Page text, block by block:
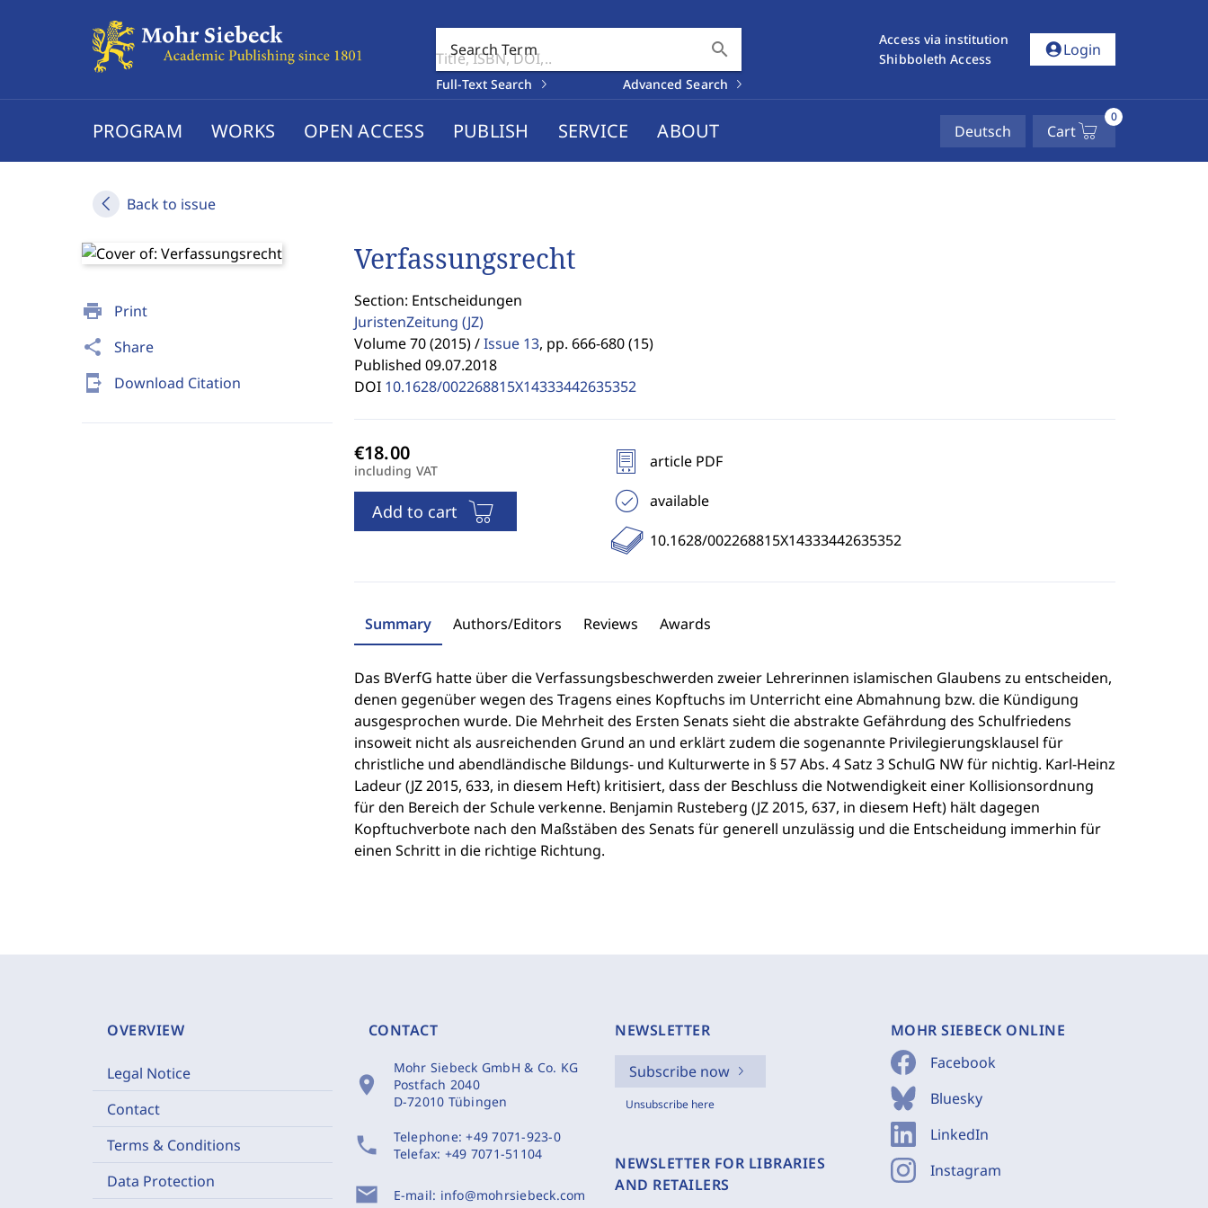
Search Term search
Full-Text Search Advanced Search
Access via institution
Shibboleth Access
account_circleLogin
PROGRAM WORKS OPEN ACCESS PUBLISH SERVICE ABOUT Deutsch Cart
0
Back to issue
print Print
share Share
send_to_mobile Download Citation
Verfassungsrecht
Section: Entscheidungen
JuristenZeitung (JZ)
Volume 70 (2015) / Issue 13, pp. 666-680 (15)
Published 09.07.2018
DOI 10.1628/002268815X14333442635352
including VAT
Add to cart
article PDF
available
10.1628/002268815X14333442635352
Summary Authors/Editors Reviews Awards
Das BVerfG hatte über die Verfassungsbeschwerden zweier Lehrerinnen islamischen Glaubens zu entscheiden,
denen gegenüber wegen des Tragens eines Kopftuchs im Unterricht eine Abmahnung bzw. die Kündigung
ausgesprochen wurde. Die Mehrheit des Ersten Senats sieht die abstrakte Gefährdung des Schulfriedens
insoweit nicht als ausreichenden Grund an und erklärt zudem die sogenannte Privilegierungsklausel für
christliche und abendländische Bildungs- und Kulturwerte in § 57 Abs. 4 Satz 3 SchulG NW für nichtig. Karl-Heinz
Ladeur (JZ 2015, 633, in diesem Heft) kritisiert, dass der Beschluss die Notwendigkeit einer Kollisionsordnung
für den Bereich der Schule verkenne. Benjamin Rusteberg (JZ 2015, 637, in diesem Heft) hält dagegen
Kopftuchverbote nach den Maßstäben des Senats für generell unzulässig und die Entscheidung immerhin für
einen Schritt in die richtige Richtung.
OVERVIEW
Legal Notice
Contact
Terms & Conditions
Data Protection
CONTACT
location_on
Mohr Siebeck GmbH & Co. KG
Postfach 2040
D-72010 Tübingen
phone Telephone:+49 7071-923-0
Telefax: +49 7071-51104
mail E-mail: info@mohrsiebeck.com
NEWSLETTER
Subscribe now
Unsubscribe here
NEWSLETTER FOR LIBRARIES
AND RETAILERS
MOHR SIEBECK ONLINE
Facebook
Bluesky
LinkedIn
Instagram